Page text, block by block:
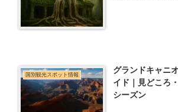
国別観光スポット情報
グランドキャニ
イド｜見どころ
シーズン